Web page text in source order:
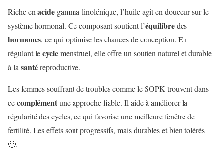
Riche enacide gamma-linolénique, l’huile agit en douceur sur le
système hormonal. Ce composant soutient l’équilibredes
hormones, ce qui optimise les chances de conception. En
régulant lecyclemenstruel, elle offre un soutien naturel et durable
à lasantéreproductive.
Les femmes souffrant de troubles comme le SOPK trouvent dans
cecomplémentune approche fiable. Il aide à améliorer la
régularité des cycles, ce qui favorise une meilleure fenêtre de
fertilité. Les effets sont progressifs, mais durables et bien tolérés
🙂.